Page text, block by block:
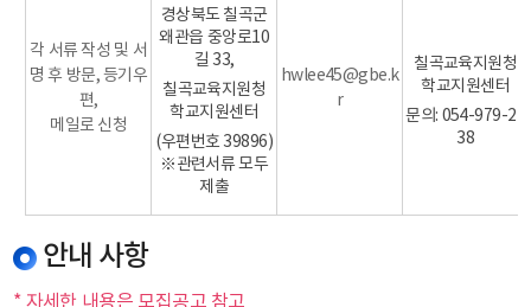
각 서류 작성 및 서
명 후 방문, 등기우
편,
메일로 신청
경상북도 칠곡군
왜관읍 중앙로10
길 33,
칠곡교육지원청
학교지원센터
(우편번호 39896)
※관련서류 모두
제출
hwlee45@gbe.k
r
칠곡교육지원청
학교지원센터
문의: 054-979-21
38
안내 사항
* 자세한 내용은 모집공고 참고